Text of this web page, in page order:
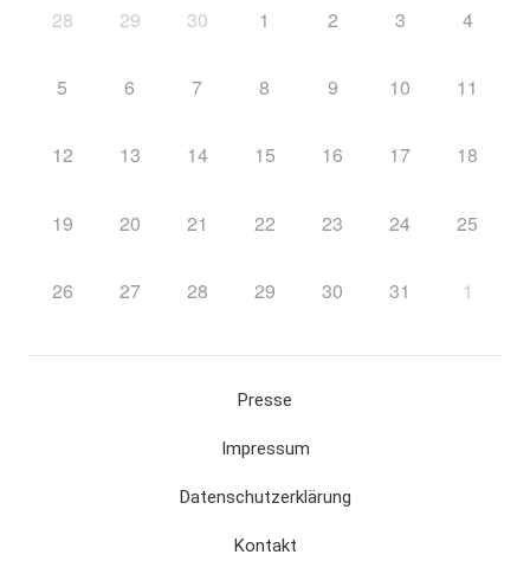
28 29 30 1 2 3 4
5 6 7 8 9 10 11
12 13 14 15 16 17 18
19 20 21 22 23 24 25
26 27 28 29 30 31 1
Presse
Impressum
Datenschutzerklärung
Kontakt